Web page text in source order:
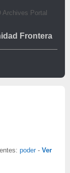
Frontera
poder - Ver